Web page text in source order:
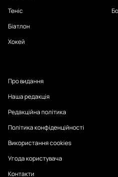
Теніс
Біатлон
Хокей
Про видання
Наша редакція
Редакційна політика
Політика конфіденційності
Використання cookies
Угода користувача
Контакти